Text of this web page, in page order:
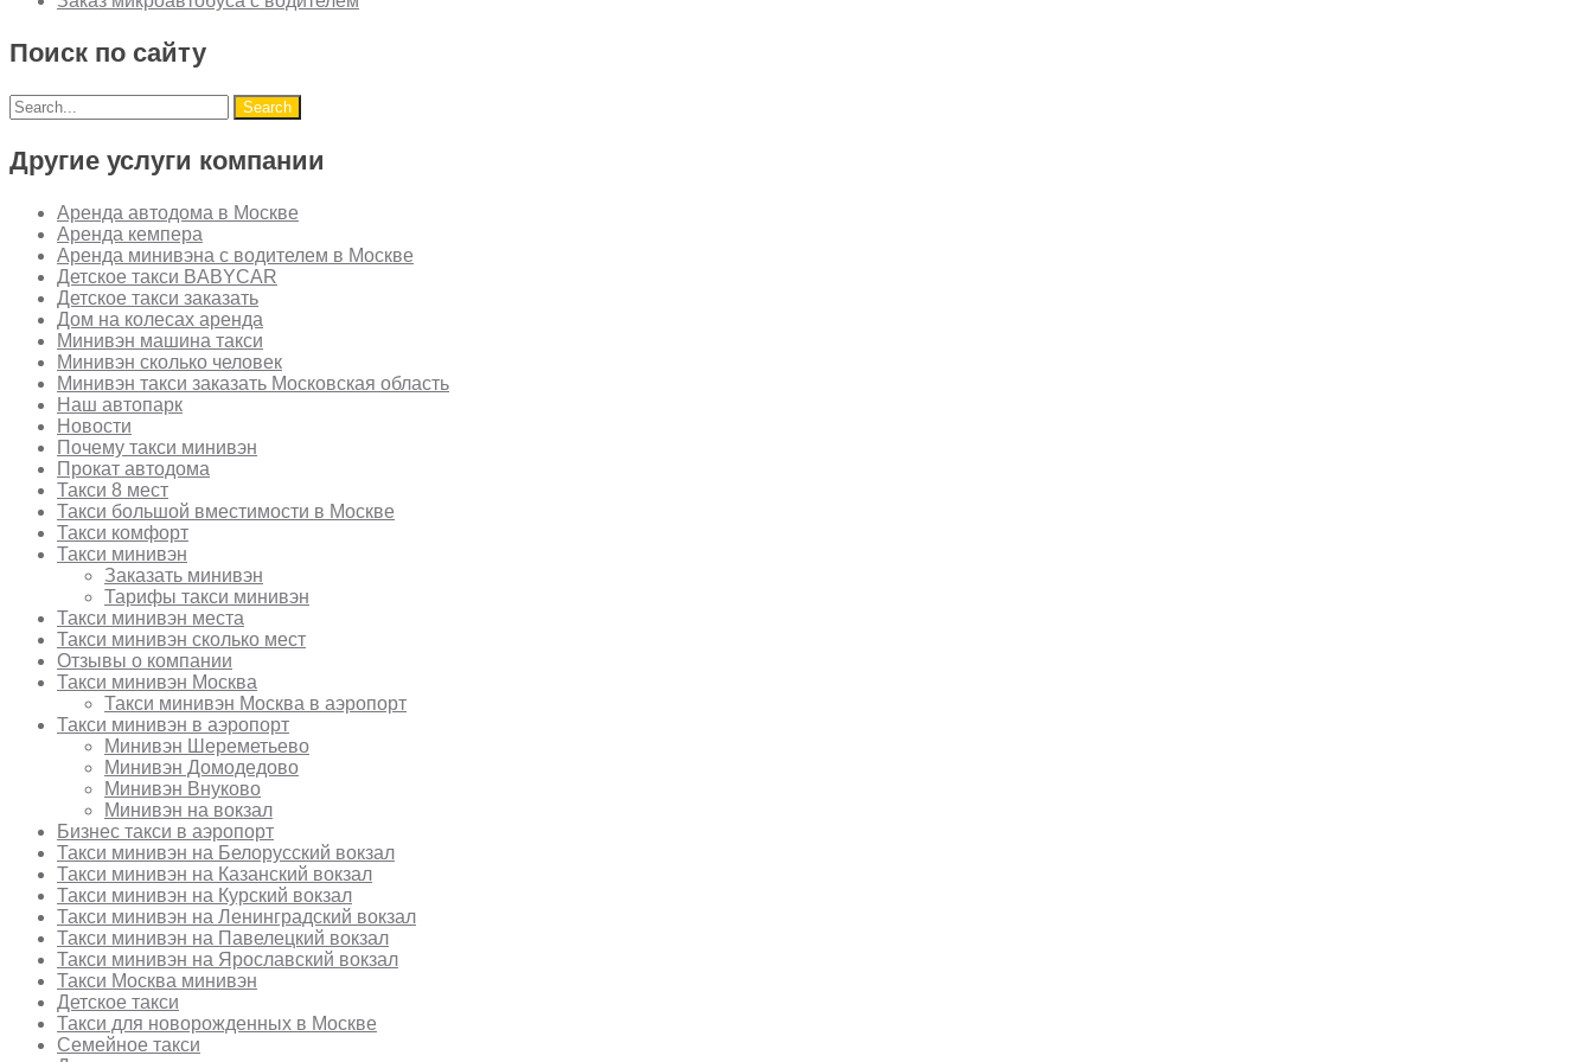
Поиск по сайту
Другие услуги компании
Аренда автодома в Москве
Аренда кемпера
Аренда минивэна с водителем в Москве
Детское такси BABYCAR
Детское такси заказать
Дом на колесах аренда
Минивэн машина такси
Минивэн сколько человек
Минивэн такси заказать Московская область
Наш автопарк
Новости
Почему такси минивэн
Прокат автодома
Такси 8 мест
Такси большой вместимости в Москве
Такси комфорт
Такси минивэн
Заказать минивэн
Тарифы такси минивэн
Такси минивэн места
Такси минивэн сколько мест
Отзывы о компании
Такси минивэн Москва
Такси минивэн Москва в аэропорт
Такси минивэн в аэропорт
Минивэн Шереметьево
Минивэн Домодедово
Минивэн Внуково
Минивэн на вокзал
Бизнес такси в аэропорт
Такси минивэн на Белорусский вокзал
Такси минивэн на Казанский вокзал
Такси минивэн на Курский вокзал
Такси минивэн на Ленинградский вокзал
Такси минивэн на Павелецкий вокзал
Такси минивэн на Ярославский вокзал
Такси Москва минивэн
Детское такси
Такси для новорожденных в Москве
Семейное такси